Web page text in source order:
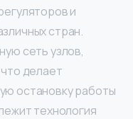
и
стран.
сеть узлов,
делает
остановку работы
технология